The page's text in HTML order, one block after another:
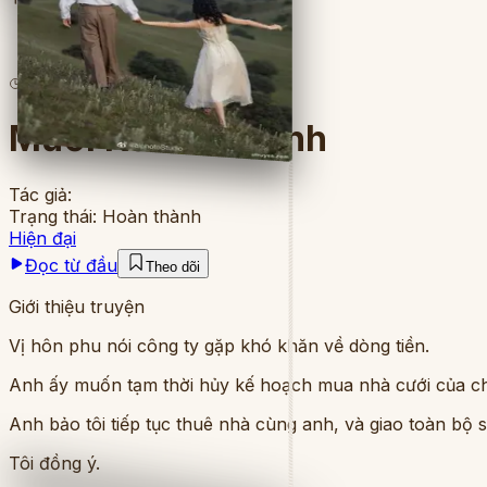
6lượt đọc· 4chương
Mười Năm Tái Sinh
Tác giả:
Trạng thái: Hoàn thành
Hiện đại
Đọc từ đầu
Theo dõi
Giới thiệu truyện
Vị hôn phu nói công ty gặp khó khăn về dòng tiền.
Anh ấy muốn tạm thời hủy kế hoạch mua nhà cưới của
Anh bảo tôi tiếp tục thuê nhà cùng anh, và giao toàn bộ
Tôi đồng ý.